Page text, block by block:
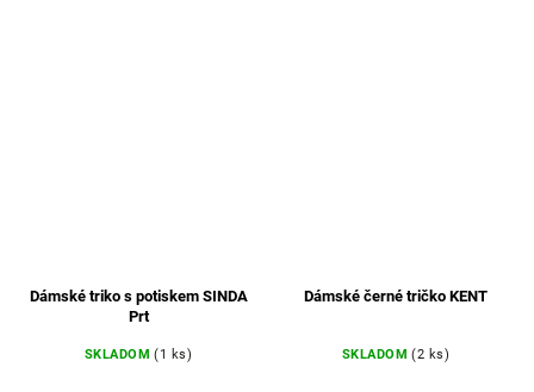
Dámské triko s potiskem SINDA
Prt
SKLADOM (1 ks)
Dámské černé tričko KENT
SKLADOM (2 ks)